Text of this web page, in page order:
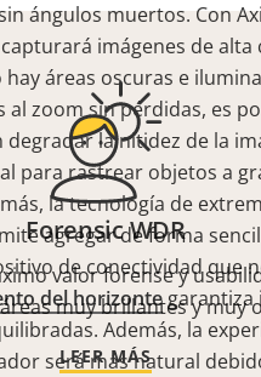
ángulos muertos. Con
imágenes de alta
áreas oscuras e
al zoom sin pérdidas, es
degradar la nitidez de la
para rastrear objetos a
la tecnología de
agregar de forma
de conectividad que
del horizontegarantiza
Además, la
será más natural
Forensic WDR
valor forense y
muy brillantes y muy
LEER MÁS